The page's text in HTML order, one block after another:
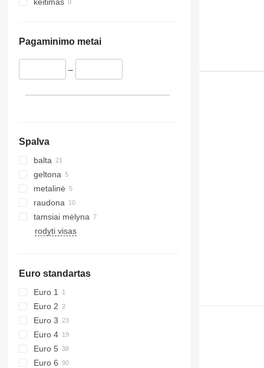
keitimas
Pagaminimo metai
–
Spalva
balta
geltona
metalinė
raudona
tamsiai mėlyna
rodyti visas
Euro standartas
Euro 1
Euro 2
Euro 3
Euro 4
Euro 5
Euro 6